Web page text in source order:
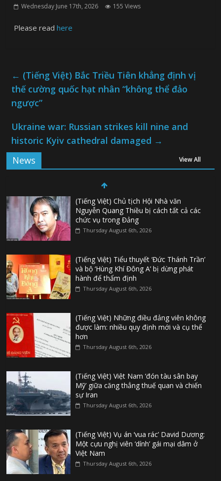
Wednesday June 17th, 2026 155 Views
Please readhere
← (Tiếng Việt) Bắc Triều Tiên khẳng định vị
thế cường quốc hạt nhân “không thể đảo
ngược”
Ukraine war: Russian strikes kill nine and
historic Kyiv cathedral damaged →
News
View All
(Tiếng Việt) Chủ tịch Hội Nhà văn
Nguyễn Quang Thiều bị cách tất cả các
chức vụ trong Đảng
Thursday August 6th, 2026
(Tiếng Việt) Tiểu thuyết ‘Đức Thánh Trần’
và bộ ‘Hùng Khí Đông A’ bị dừng phát
hành để thẩm định
Thursday August 6th, 2026
(Tiếng Việt) Những điều đảng viên không
được làm: nhiều quy định mới và cụ thể
hơn
Thursday August 6th, 2026
(Tiếng Việt) Việt Nam ‘đón tàu sân bay
Mỹ’ giữa căng thẳng thuế quan và chiến
sự Iran
Thursday August 6th, 2026
(Tiếng Việt) Vụ án ‘vua rác’ David Dương:
Một cựu nghị viên ‘dính’ gái mại dâm ở
Việt Nam
Thursday August 6th, 2026